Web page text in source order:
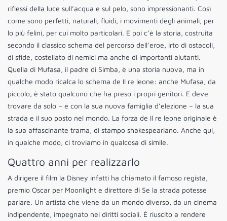
riflessi della luce sull’acqua e sul pelo, sono impressionanti. Così
come sono perfetti, naturali, fluidi, i movimenti degli animali, per
lo più felini, per cui molto particolari. E poi c’è la storia, costruita
secondo il classico schema del percorso dell’eroe, irto di ostacoli,
di sfide, costellato di nemici ma anche di importanti aiutanti.
Quella di Mufasa, il padre di Simba, è una storia nuova, ma in
qualche modo ricalca lo schema de Il re leone: anche Mufasa, da
piccolo, è stato qualcuno che ha preso i propri genitori. E deve
trovare da solo – e con la sua nuova famiglia d’elezione – la sua
strada e il suo posto nel mondo. La forza de Il re leone originale è
la sua affascinante trama, di stampo shakespeariano. Anche qui,
in qualche modo, ci troviamo in qualcosa di simile.
Quattro anni per realizzarlo
A dirigere il film la Disney infatti ha chiamato il famoso regista,
premio Oscar per Moonlight e direttore di Se la strada potesse
parlare. Un artista che viene da un mondo diverso, da un cinema
indipendente, impegnato nei diritti sociali. È riuscito a rendere